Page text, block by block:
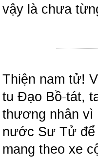
vậy là chưa
Thiện nam tử!
tu Đạo Bồ-tát,
thương nhân vì
nước Sư Tử để
mang theo xe